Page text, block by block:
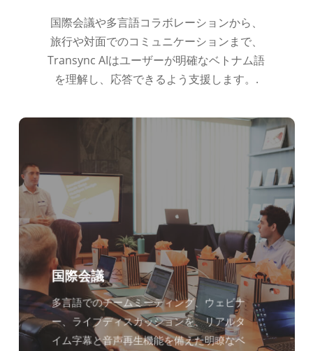
国際会議や多言語コラボレーションから、
旅行や対面でのコミュニケーションまで、
Transync AIはユーザーが明確なベトナム語
を理解し、応答できるよう支援します。.
国際会議
多言語でのチームミーティング、ウェビナ
ー、ライブディスカッションを、リアルタ
イム字幕と音声再生機能を備えた明瞭なベ